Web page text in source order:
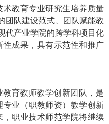
术教育专业研究生培养质量
团队建设范式、团队赋能教
代产业学院的跨学科项目化
成果，具有示范性和推广
育教师教学创新团队，是
业（职教师资）教学创新
，职业技术师范学院将继续